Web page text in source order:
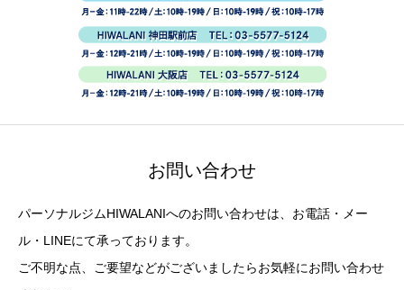
お問い合わせ
パーソナルジムHIWALANIへのお問い合わせは、お電話・メー
ル・LINEにて承っております。
ご不明な点、ご要望などがございましたらお気軽にお問い合わせ